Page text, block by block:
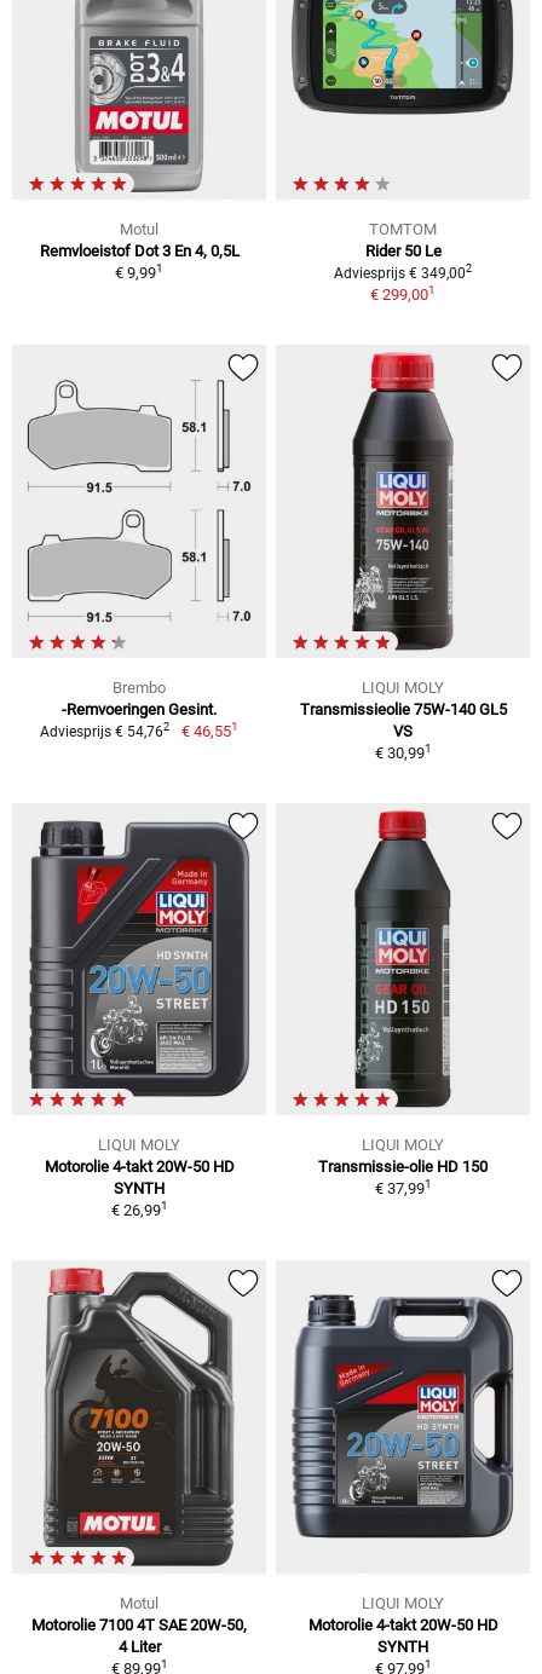
Motul
Remvloeistof Dot 3 En 4, 0,5L
€ 9,991
TOMTOM
Rider 50 Le
Adviesprijs € 349,002
€ 299,001
Brembo
-Remvoeringen Gesint.
Adviesprijs € 54,762 € 46,551
LIQUI MOLY
Transmissieolie 75W-140 GL5
VS
€ 30,991
LIQUI MOLY
Motorolie 4-takt 20W-50 HD
SYNTH
€ 26,991
LIQUI MOLY
Transmissie-olie HD 150
€ 37,991
Motul
Motorolie 7100 4T SAE 20W-50,
4 Liter
€ 89,991
LIQUI MOLY
Motorolie 4-takt 20W-50 HD
SYNTH
€ 97,991